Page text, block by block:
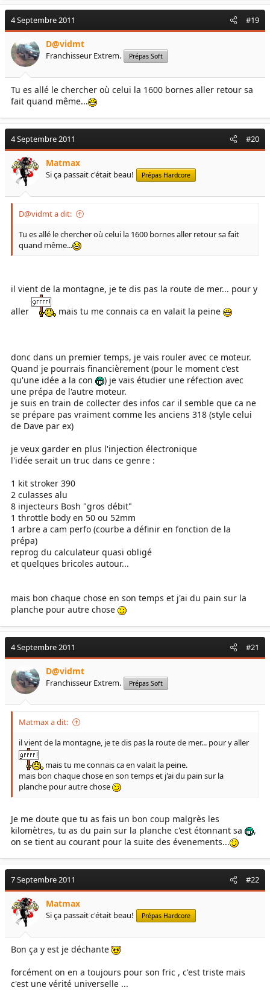
4 Septembre 2011 #19
D@vidmt
Franchisseur Extrem. Prépas Soft
Tu es allé le chercher où celui la 1600 bornes aller retour sa
fait quand même...
4 Septembre 2011 #20
Matmax
Si ça passait c'était beau! Prépas Hardcore
D@vidmt a dit:
Tu es allé le chercher où celui la 1600 bornes aller retour sa fait
quand même...
il vient de la montagne, je te dis pas la route de mer... pour y
aller
mais tu me connais ca en valait la peine
donc dans un premier temps, je vais rouler avec ce moteur.
Quand je pourrais financièrement (pour le moment c'est
qu'une idée a la con
) je vais étudier une réfection avec
une prépa de l'autre moteur.
je suis en train de collecter des infos car il semble que ca ne
se prépare pas vraiment comme les anciens 318 (style celui
de Dave par ex)
je veux garder en plus l'injection électronique
l'idée serait un truc dans ce genre :
1 kit stroker 390
2 culasses alu
8 injecteurs Bosh "gros débit"
1 throttle body en 50 ou 52mm
1 arbre a cam perfo (courbe a définir en fonction de la
prépa)
reprog du calculateur quasi obligé
et quelques bricoles autour...
mais bon chaque chose en son temps et j'ai du pain sur la
planche pour autre chose
4 Septembre 2011 #21
D@vidmt
Franchisseur Extrem. Prépas Soft
Matmax a dit:
il vient de la montagne, je te dis pas la route de mer... pour y aller
mais tu me connais ca en valait la peine.
mais bon chaque chose en son temps et j'ai du pain sur la
planche pour autre chose
Je me doute que tu as fais un bon coup malgrès les
kilomètres, tu as du pain sur la planche c'est étonnant sa
,
on se tient au courant pour la suite des évenements...
7 Septembre 2011 #22
Matmax
Si ça passait c'était beau! Prépas Hardcore
Bon ça y est je déchante
forcément on en a toujours pour son fric , c'est triste mais
c'est une vérité universelle ...